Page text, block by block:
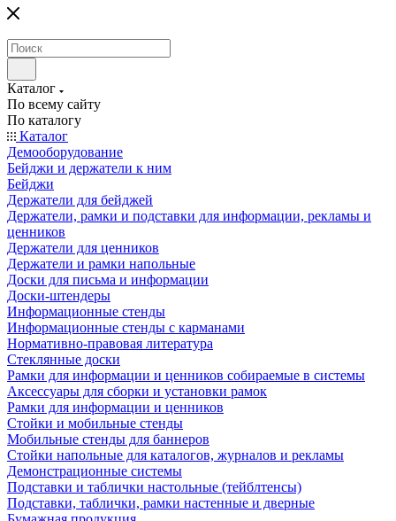
Каталог
По всему сайту
По каталогу
Каталог
Демооборудование
Бейджи и держатели к ним
Бейджи
Держатели для бейджей
Держатели, рамки и подставки для информации, рекламы и
ценников
Держатели для ценников
Держатели и рамки напольные
Доски для письма и информации
Доски-штендеры
Информационные стенды
Информационные стенды с карманами
Нормативно-правовая литература
Стеклянные доски
Рамки для информации и ценников собираемые в системы
Аксессуары для сборки и установки рамок
Рамки для информации и ценников
Стойки и мобильные стенды
Мобильные стенды для баннеров
Стойки напольные для каталогов, журналов и рекламы
Демонстрационные системы
Подставки и таблички настольные (тейблтенсы)
Подставки, таблички, рамки настенные и дверные